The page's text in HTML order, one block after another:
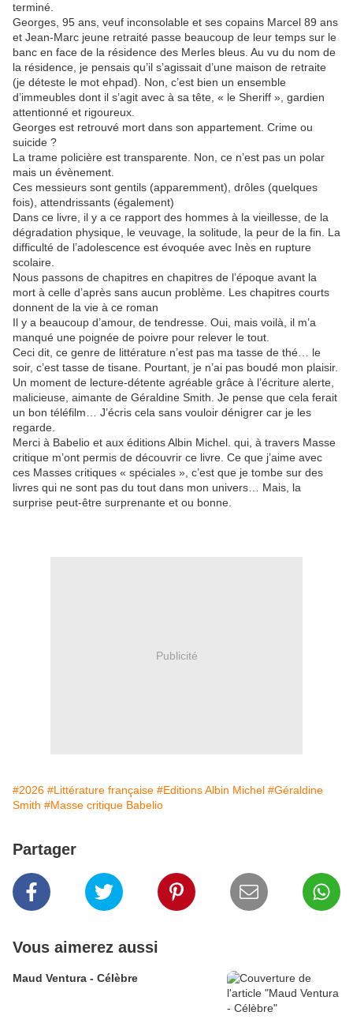
terminé.
Georges, 95 ans, veuf inconsolable et ses copains Marcel 89 ans
et Jean-Marc jeune retraité passe beaucoup de leur temps sur le
banc en face de la résidence des Merles bleus. Au vu du nom de
la résidence, je pensais qu’il s’agissait d’une maison de retraite
(je déteste le mot ehpad). Non, c’est bien un ensemble
d’immeubles dont il s’agit avec à sa tête, « le Sheriff », gardien
attentionné et rigoureux.
Georges est retrouvé mort dans son appartement. Crime ou
suicide ?
La trame policière est transparente. Non, ce n’est pas un polar
mais un évènement.
Ces messieurs sont gentils (apparemment), drôles (quelques
fois), attendrissants (également)
Dans ce livre, il y a ce rapport des hommes à la vieillesse, de la
dégradation physique, le veuvage, la solitude, la peur de la fin. La
difficulté de l’adolescence est évoquée avec Inès en rupture
scolaire.
Nous passons de chapitres en chapitres de l’époque avant la
mort à celle d’après sans aucun problème. Les chapitres courts
donnent de la vie à ce roman
Il y a beaucoup d’amour, de tendresse. Oui, mais voilà, il m’a
manqué une poignée de poivre pour relever le tout.
Ceci dit, ce genre de littérature n’est pas ma tasse de thé… le
soir, c’est tasse de tisane. Pourtant, je n’ai pas boudé mon plaisir.
Un moment de lecture-détente agréable grâce à l’écriture alerte,
malicieuse, aimante de Géraldine Smith. Je pense que cela ferait
un bon téléfilm… J’écris cela sans vouloir dénigrer car je les
regarde.
Merci à Babelio et aux éditions Albin Michel. qui, à travers Masse
critique m’ont permis de découvrir ce livre. Ce que j’aime avec
ces Masses critiques « spéciales », c’est que je tombe sur des
livres qui ne sont pas du tout dans mon univers… Mais, la
surprise peut-être surprenante et ou bonne.
Publicité
#2026 #Littérature française #Editions Albin Michel #Géraldine
Smith #Masse critique Babelio
Partager
Vous aimerez aussi
Maud Ventura - Célèbre